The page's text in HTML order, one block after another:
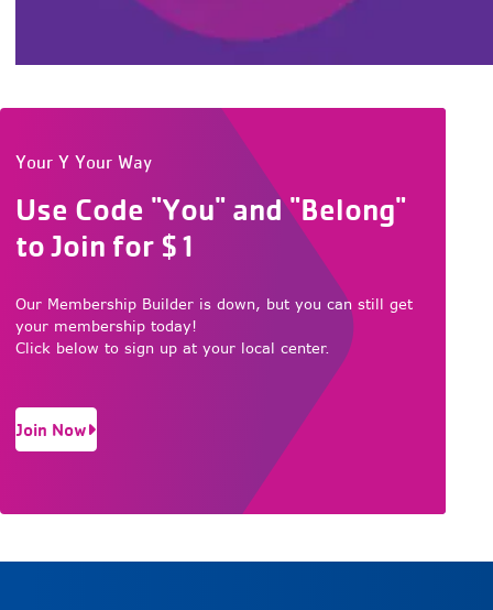
Your Y Your Way
Use Code "You" and "Belong"
to Join for $1
Our Membership Builder is down, but you can still get
your membership today!
Click below to sign up at your local center.
Join Now